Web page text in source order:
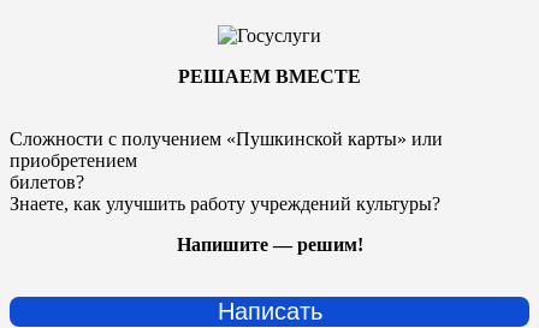
РЕШАЕМ ВМЕСТЕ
Сложности с получением «Пушкинской карты» или
приобретением
билетов?
Знаете, как улучшить работу учреждений культуры?
Напишите — решим!
Написать